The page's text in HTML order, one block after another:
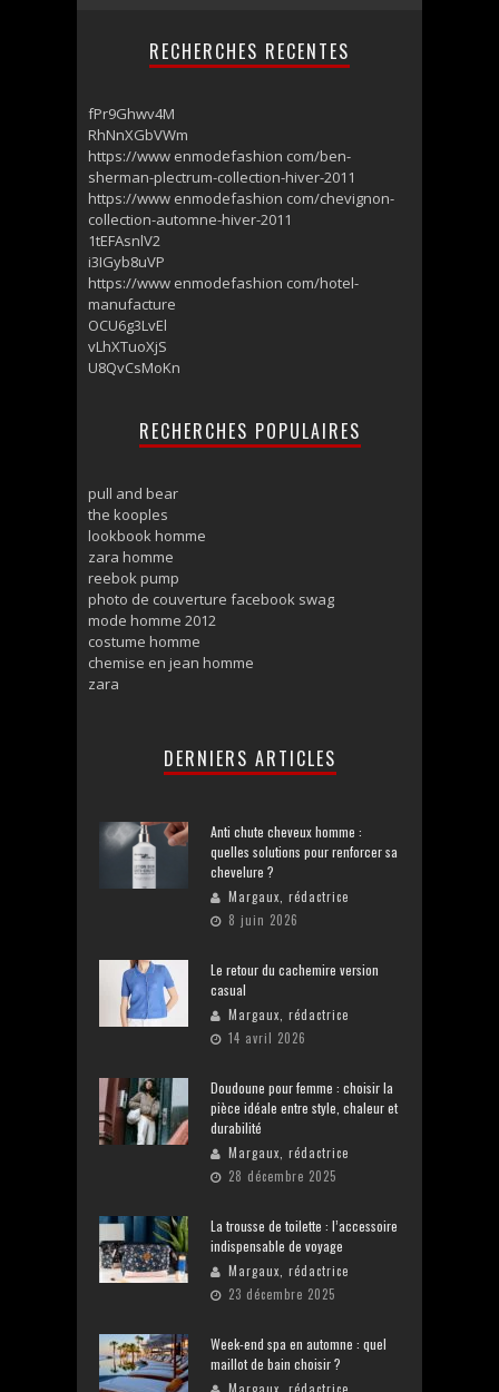
RECHERCHES RECENTES
fPr9Ghwv4M
RhNnXGbVWm
https://www enmodefashion com/ben-
sherman-plectrum-collection-hiver-2011
https://www enmodefashion com/chevignon-
collection-automne-hiver-2011
1tEFAsnlV2
i3IGyb8uVP
https://www enmodefashion com/hotel-
manufacture
OCU6g3LvEl
vLhXTuoXjS
U8QvCsMoKn
RECHERCHES POPULAIRES
pull and bear
the kooples
lookbook homme
zara homme
reebok pump
photo de couverture facebook swag
mode homme 2012
costume homme
chemise en jean homme
zara
DERNIERS ARTICLES
Anti chute cheveux homme :
quelles solutions pour renforcer sa
chevelure ?
Margaux, rédactrice
8 juin 2026
Le retour du cachemire version
casual
Margaux, rédactrice
14 avril 2026
Doudoune pour femme : choisir la
pièce idéale entre style, chaleur et
durabilité
Margaux, rédactrice
28 décembre 2025
La trousse de toilette : l’accessoire
indispensable de voyage
Margaux, rédactrice
23 décembre 2025
Week-end spa en automne : quel
maillot de bain choisir ?